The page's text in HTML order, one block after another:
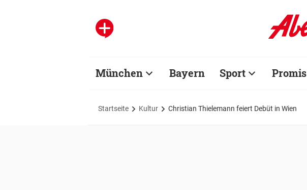
München Bayern Sport Promis
Startseite Kultur Christian Thielemann feiert Debüt in Wien